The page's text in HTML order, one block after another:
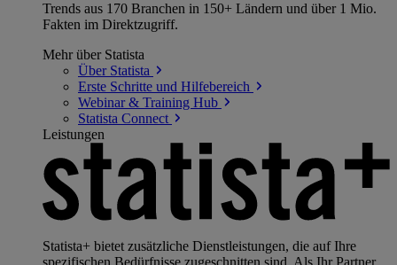
Trends aus 170 Branchen in 150+ Ländern und über 1 Mio.
Fakten im Direktzugriff.
Mehr über Statista
Über Statista
Erste Schritte und Hilfebereich
Webinar & Training Hub
Statista Connect
Leistungen
Statista+ bietet zusätzliche Dienstleistungen, die auf Ihre
spezifischen Bedürfnisse zugeschnitten sind. Als Ihr Partner